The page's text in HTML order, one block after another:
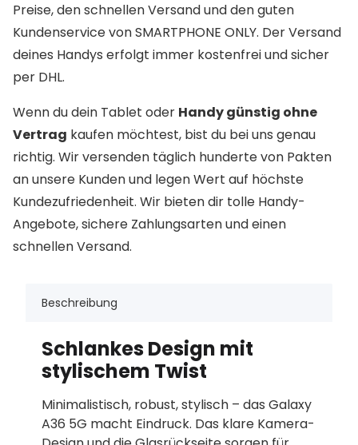
Preise, den schnellen Versand und den guten
Kundenservice von SMARTPHONE ONLY. Der Versand
deines Handys erfolgt immer kostenfrei und sicher
per DHL.
Wenn du dein Tablet oder Handy günstig ohne
Vertrag kaufen möchtest, bist du bei uns genau
richtig. Wir versenden täglich hunderte von Pakten
an unsere Kunden und legen Wert auf höchste
Kundezufriedenheit. Wir bieten dir tolle Handy-
Angebote, sichere Zahlungsarten und einen
schnellen Versand.
Beschreibung
Schlankes Design mit
stylischem Twist
Minimalistisch, robust, stylisch – das Galaxy
A36 5G macht Eindruck. Das klare Kamera-